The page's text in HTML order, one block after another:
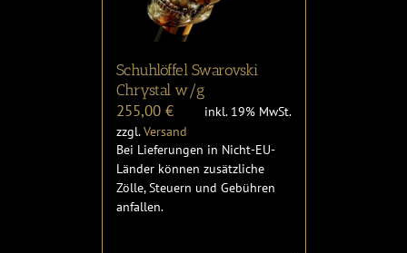
Schuhlöffel Swarovski
Chrystal w/g
255,00 €
inkl. 19% MwSt.
zzgl.Versand
Bei Lieferungen in Nicht-EU-
Länder können zusätzliche
Zölle, Steuern und Gebühren
anfallen.